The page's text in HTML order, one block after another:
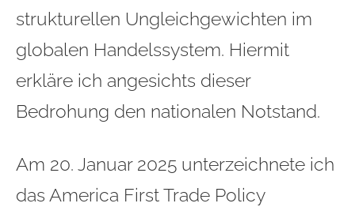
strukturellen Ungleichgewichten im
globalen Handelssystem. Hiermit
erkläre ich angesichts dieser
Bedrohung den nationalen Notstand.
Am 20. Januar 2025 unterzeichnete ich
das America First Trade Policy